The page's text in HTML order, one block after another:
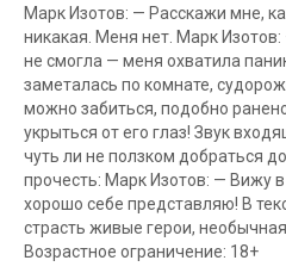
Марк Изотов: — Расскажи мне,
никакая. Меня нет. Марк
не смогла — меня охватила
заметалась по комнате,
можно забиться, подобно
укрыться от его глаз! Звук
чуть ли не ползком добраться
прочесть: Марк Изотов: — Вижу
хорошо себе представляю! В
страсть живые герои,
Возрастное ограничение: 18+